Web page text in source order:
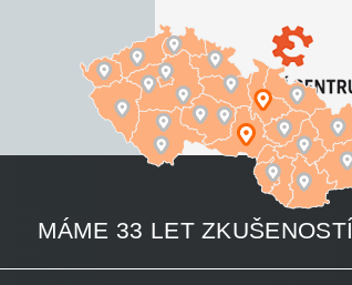
MÁME 33 LET ZKUŠENOSTÍ